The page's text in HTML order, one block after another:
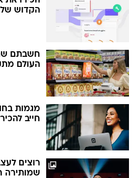
הקדוש של
חשבתם
העולם
מגמות
חייב להכיר
רוצים
שמותירה